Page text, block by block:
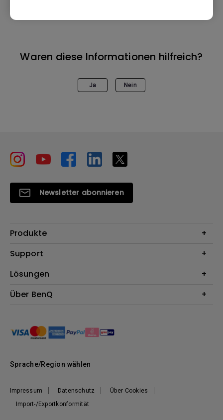
Waren diese Informationen hilfreich?
Ja Nein
Newsletter abonnieren
Produkte
Beamer
Lampen
Webcams
Support
Kontakt
Reparaturservice
BenQ Blog
Lösungen
Für Unternehmen
Über BenQ
Nachhaltigkeit
News
Impressum Datenschutz
Über Cookies
Import-/Exportkonformität
Sprache/Region wählen